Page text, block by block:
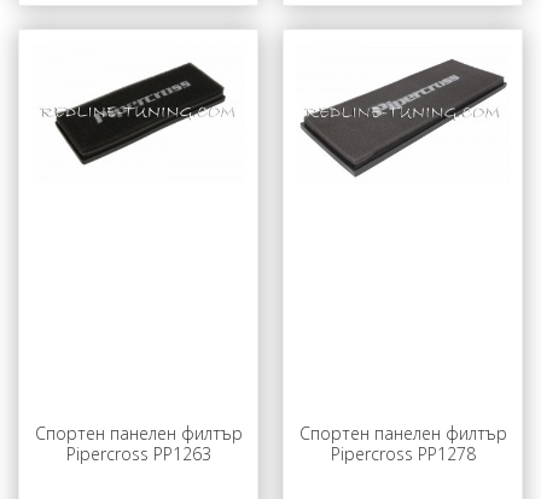
Спортен панелен филтър
Pipercross PP1263
Спортен панелен филтър
Pipercross PP1278